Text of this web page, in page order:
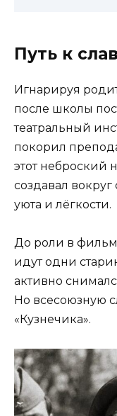
Путь к
Игнарируя
после школы
театральный
покорил
этот неброский
создавал
уюта и лёгкости.
До роли в
идут одни
активно
Но всесоюзную
«Кузнечика».